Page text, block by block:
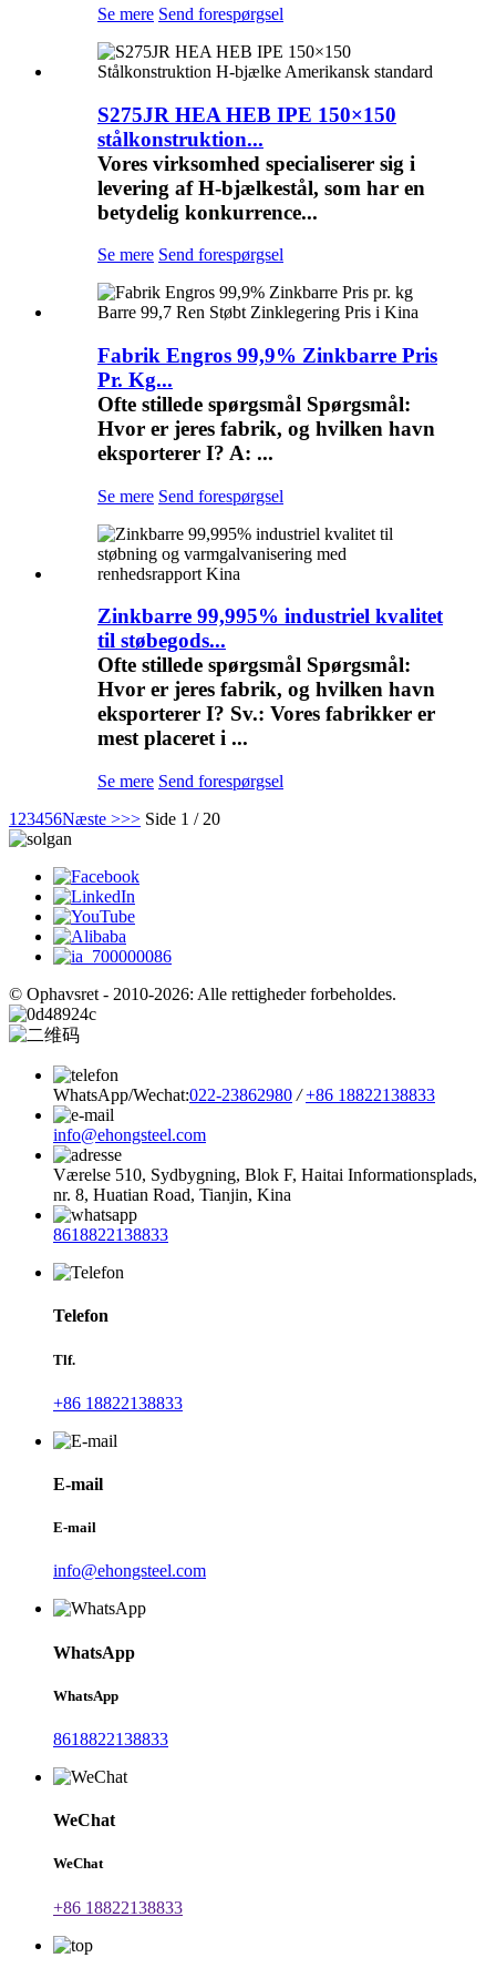
Se mere Send forespørgsel
S275JR HEA HEB IPE 150×150
stålkonstruktion...
Vores virksomhed specialiserer sig i
levering af H-bjælkestål, som har en
betydelig konkurrence...
Se mere Send forespørgsel
Fabrik Engros 99,9% Zinkbarre Pris
Pr. Kg...
Ofte stillede spørgsmål Spørgsmål:
Hvor er jeres fabrik, og hvilken havn
eksporterer I? A: ...
Se mere Send forespørgsel
Zinkbarre 99,995% industriel kvalitet
til støbegods...
Ofte stillede spørgsmål Spørgsmål:
Hvor er jeres fabrik, og hvilken havn
eksporterer I? Sv.: Vores fabrikker er
mest placeret i ...
Se mere Send forespørgsel
1 23456Næste >>> Side 1 / 20
© Ophavsret - 2010-2026: Alle rettigheder forbeholdes.
WhatsApp/Wechat:022-23862980 / +86 18822138833
info@ehongsteel.com
Værelse 510, Sydbygning, Blok F, Haitai Informationsplads,
nr. 8, Huatian Road, Tianjin, Kina
8618822138833
Telefon
Tlf.
+86 18822138833
E-mail
E-mail
info@ehongsteel.com
WhatsApp
WhatsApp
8618822138833
WeChat
WeChat
+86 18822138833